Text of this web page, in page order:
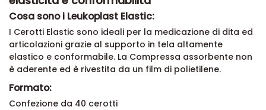
Cosa sono i Leukoplast Elastic:
I Cerotti Elastic sono ideali per la medicazione di dita ed
articolazioni grazie al supporto in tela altamente
elastico e conformabile. La Compressa assorbente non
è aderente ed è rivestita da un film di polietilene.
Formato:
Confezione da 40 cerotti